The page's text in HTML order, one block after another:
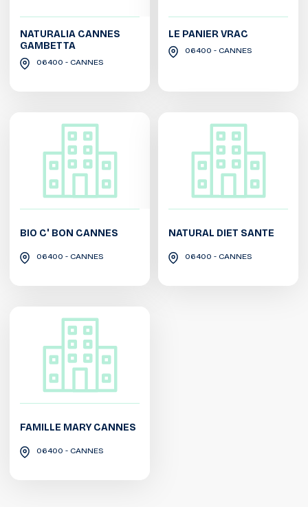
NATURALIA CANNES
GAMBETTA
06400 - CANNES
LE PANIER VRAC
06400 - CANNES
BIO C' BON CANNES
06400 - CANNES
NATURAL DIET SANTE
06400 - CANNES
FAMILLE MARY CANNES
06400 - CANNES